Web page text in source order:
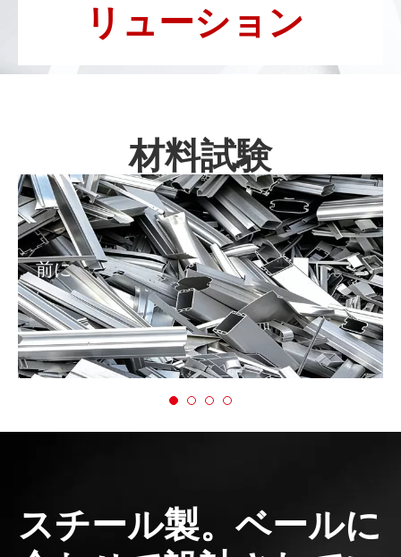
リューション
材料試験
前に
スチール製。ベールに